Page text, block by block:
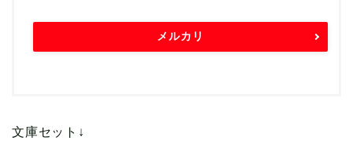
メルカリ
文庫セット↓